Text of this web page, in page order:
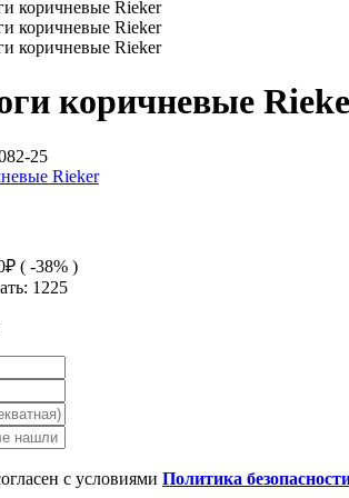
коричневые
25
Rieker
( -38% )
1225
с условиями Политика